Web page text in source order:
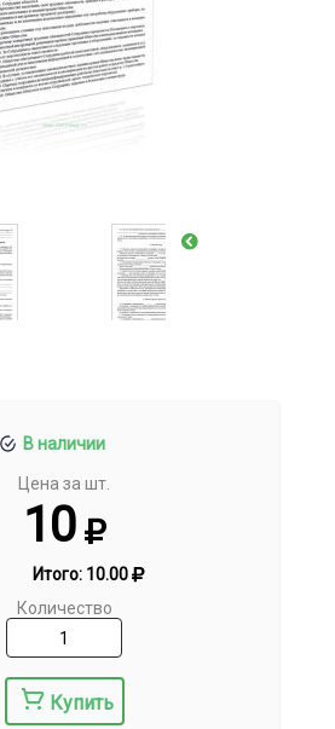
В наличии
Цена за шт.
10
Итого: 10.00
Количество
Купить